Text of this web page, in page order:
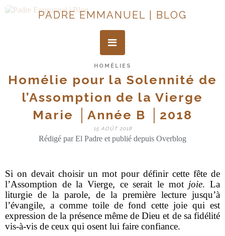
PADRE EMMANUEL | BLOG
HOMÉLIES
Homélie pour la Solennité de
l’Assomption de la Vierge
Marie │Année B │2018
15 AOÛT 2018
Rédigé par El Padre et publié depuis Overblog
Si on devait choisir un mot pour définir cette fête de
l’Assomption de la Vierge, ce serait le mot joie. La
liturgie de la parole, de la première lecture jusqu’à
l’évangile, a comme toile de fond cette joie qui est
expression de la présence même de Dieu et de sa fidélité
vis-à-vis de ceux qui osent lui faire confiance.